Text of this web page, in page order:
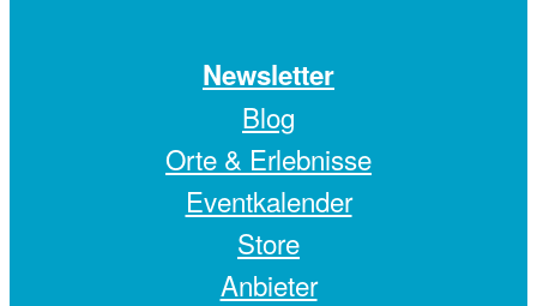
Newsletter
Blog
Orte & Erlebnisse
Eventkalender
Store
Anbieter